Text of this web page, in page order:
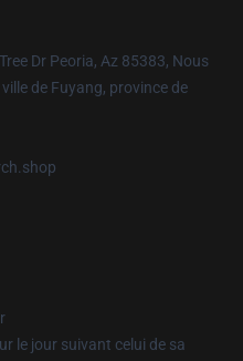
Dr Peoria, Az 85383, Nous
de Fuyang, province de
le jour suivant celui de sa